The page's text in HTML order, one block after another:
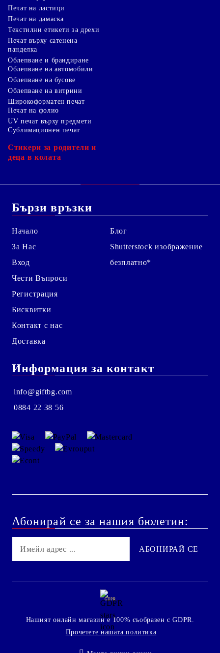
Печат на ластици
Печат на дамаска
Текстилни етикети за дрехи
Печат върху сатенена
панделка
Облепване и брандиране
Облепване на автомобили
Облепване на бусове
Облепване на витрини
Широкоформатен печат
Печат на фолио
UV печат върху предмети
Сублимационен печат
Стикери за родители и
деца в колата
Бързи връзки
Начало
За Нас
Вход
Чести Въпроси
Регистрация
Бисквитки
Контакт с нас
Доставка
Блог
Shutterstock изображение
безплатно*
Информация за контакт
info@giftbg.com
0884 22 38 56
Абонирай се за нашия бюлетин:
GDPR
Нашият онлайн магазин е 100% съобразен с GDPR.
Прочетете нашата политика